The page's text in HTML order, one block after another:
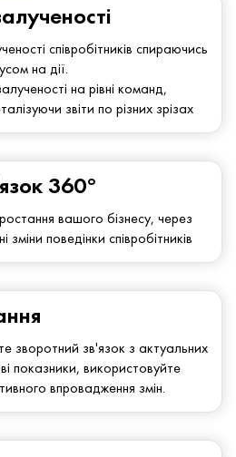
співробітників спираючись
на дії.
на рівні команд,
звіти по різних зрізах
360°
вашого бізнесу, через
поведінки співробітників
зворотний зв'язок з актуальних
показники, використовуйте
впровадження змін.